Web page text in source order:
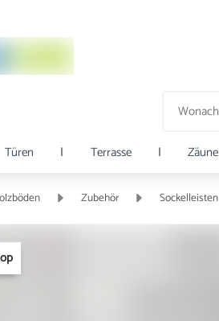
Türen | Terrasse | Zäune
Zubehör Sockelleisten